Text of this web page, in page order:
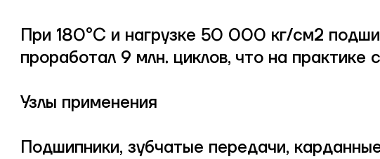
При 180⁰С и нагрузке 50 000 кг/см2
проработал 9 млн. циклов, что на
Узлы применения
Подшипники, зубчатые передачи,